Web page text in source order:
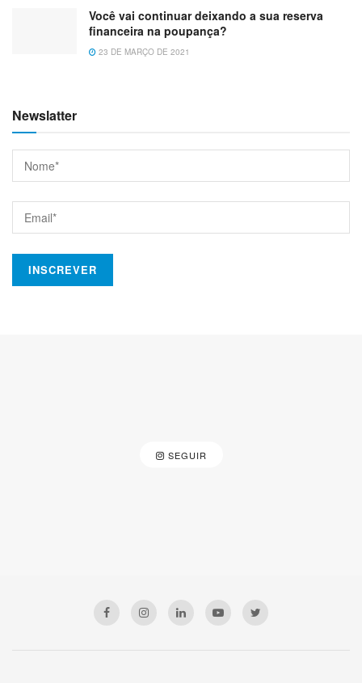
Você vai continuar deixando a sua reserva
financeira na poupança?
23 DE MARÇO DE 2021
Newslatter
SEGUIR